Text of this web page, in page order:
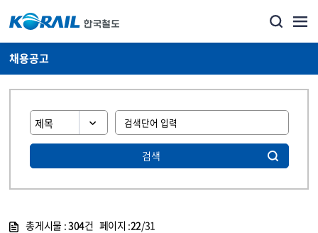
채용공고
검색
총게시물 :304건 페이지 :22/31